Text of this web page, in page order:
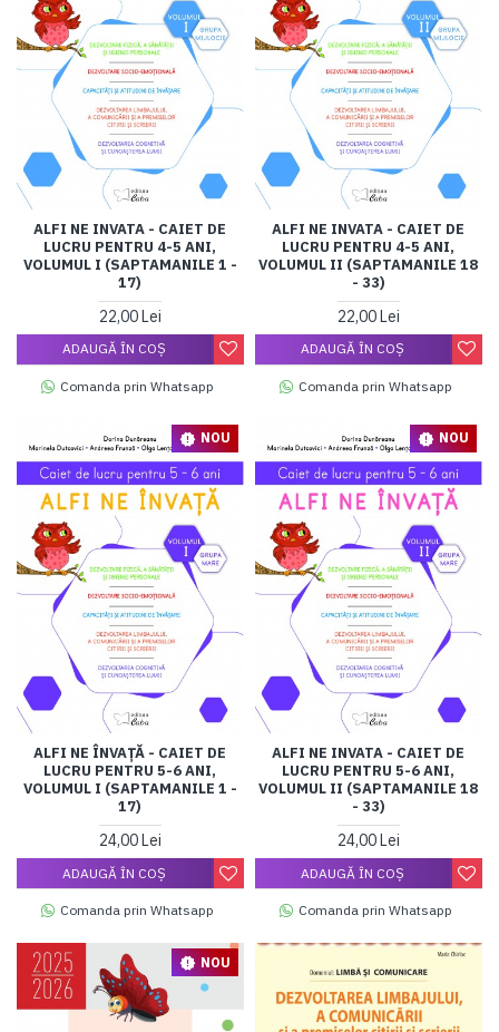
ALFI NE INVATA - CAIET DE
LUCRU PENTRU 4-5 ANI,
VOLUMUL I (SAPTAMANILE 1 -
17)
22,00 Lei
ADAUGĂ ÎN COŞ
Comanda prin Whatsapp
ALFI NE INVATA - CAIET DE
LUCRU PENTRU 4-5 ANI,
VOLUMUL II (SAPTAMANILE 18
- 33)
22,00 Lei
ADAUGĂ ÎN COŞ
Comanda prin Whatsapp
NOU
ALFI NE ÎNVAȚĂ - CAIET DE
LUCRU PENTRU 5-6 ANI,
VOLUMUL I (SAPTAMANILE 1 -
17)
24,00 Lei
ADAUGĂ ÎN COŞ
Comanda prin Whatsapp
NOU
ALFI NE INVATA - CAIET DE
LUCRU PENTRU 5-6 ANI,
VOLUMUL II (SAPTAMANILE 18
- 33)
24,00 Lei
ADAUGĂ ÎN COŞ
Comanda prin Whatsapp
NOU